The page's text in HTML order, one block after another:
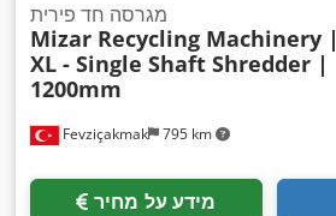
Fevziçakmak 795 km
מגרסה חד פירית
Mizar Recycling Machinery |
XL - Single Shaft Shredder |
1200mm
מידע על מחיר